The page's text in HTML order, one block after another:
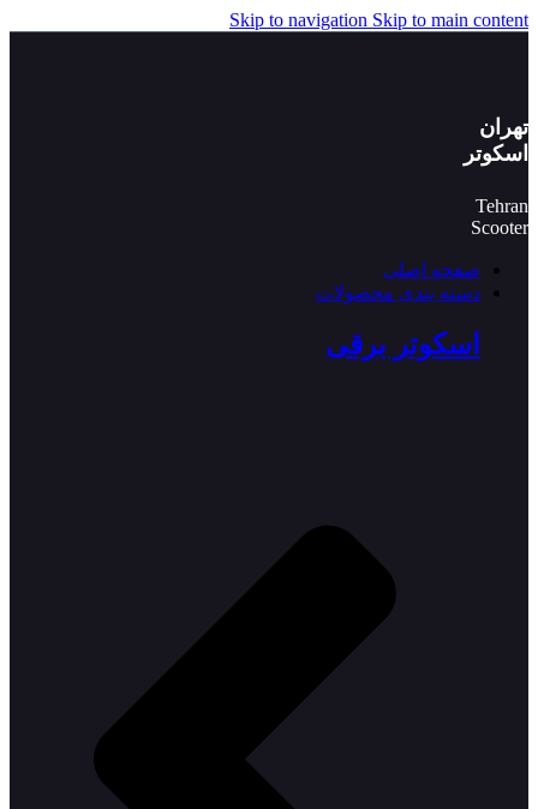
Skip to navigation Skip to main content
تهران
اسکوتر
Tehran
Scooter
صفحه اصلی
دسته بندی محصولات
اسکوتر برقی